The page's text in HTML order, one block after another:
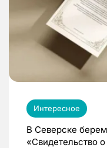
Интересное
В Северске
«Свидетельство